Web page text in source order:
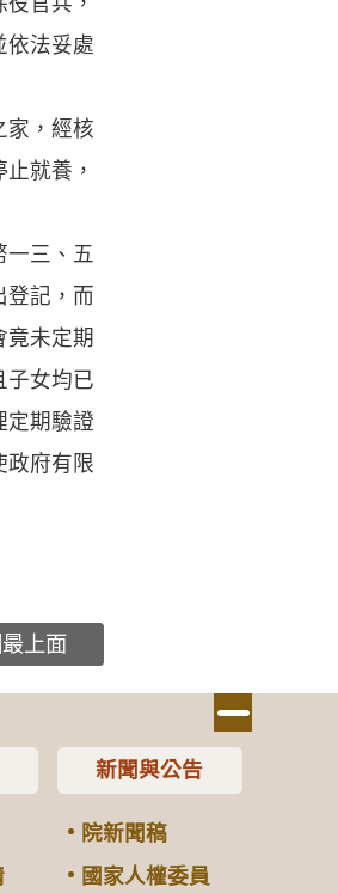
依法妥處
，經核
就養，
三、五
登記，而
未定期
子女均已
定期驗證
政府有限
最上面
新聞與公告
院新聞稿
國家人權委員